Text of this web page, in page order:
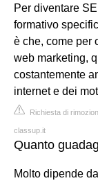
Per diventare
formativo
è che, come per
web marketing,
costantemente
internet e dei
Richiesta di
classup.it
Quanto
Molto dipende